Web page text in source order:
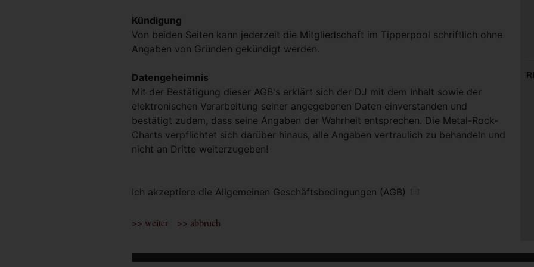
Kündigung
Von beiden Seiten kann jederzeit die Mitgliedschaft im Tipperpool schriftlich ohne
Angaben von Gründen gekündigt werden.
Datengeheimnis
Mit der Bestätigung dieser AGB's erklärt sich der DJ mit dem Inhalt sowie der
elektronischen Verarbeitung seiner angegebenen Daten einverstanden und
bestätigt zudem, dass seine Angaben der Wahrheit entsprechen. Die Metal-Rock-
Charts verpflichtet sich darüber hinaus, alle Angaben vertraulich zu behandeln und
nicht an Dritte weiterzugeben!
Ich akzeptiere die Allgemeinen Geschäftsbedingungen (AGB)